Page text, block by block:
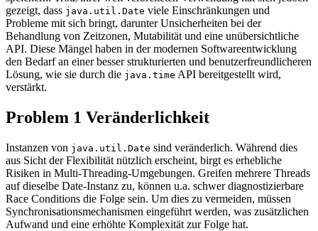
gezeigt, dass java.util.Date viele Einschränkungen und
Probleme mit sich bringt, darunter Unsicherheiten bei der
Behandlung von Zeitzonen, Mutabilität und eine unübersichtliche
API. Diese Mängel haben in der modernen Softwareentwicklung
den Bedarf an einer besser strukturierten und benutzerfreundlicheren
Lösung, wie sie durch die java.time API bereitgestellt wird,
verstärkt.
Problem 1 Veränderlichkeit
Instanzen von java.util.Date sind veränderlich. Während dies
aus Sicht der Flexibilität nützlich erscheint, birgt es erhebliche
Risiken in Multi-Threading-Umgebungen. Greifen mehrere Threads
auf dieselbe Date-Instanz zu, können u.a. schwer diagnostizierbare
Race Conditions die Folge sein. Um dies zu vermeiden, müssen
Synchronisationsmechanismen eingeführt werden, was zusätzlichen
Aufwand und eine erhöhte Komplexität zur Folge hat.